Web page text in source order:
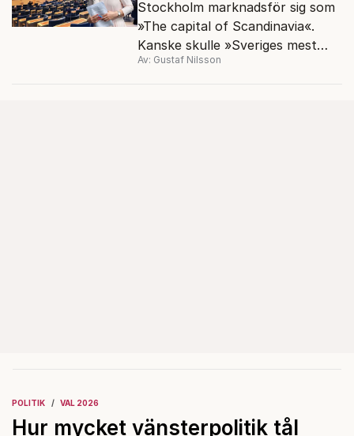
Stockholm marknadsför sig som
»The capital of Scan­dinavia«.
Kanske skulle »Sveriges mest
okända kris­kommun« passa
Av: Gustaf Nilsson
POLITIK VAL 2026
Hur mycket vänsterpolitik tål